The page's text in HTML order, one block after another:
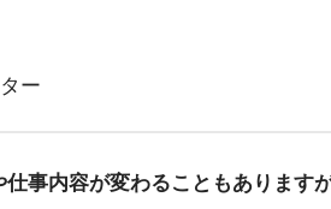
ー
事内容が変わることもあります